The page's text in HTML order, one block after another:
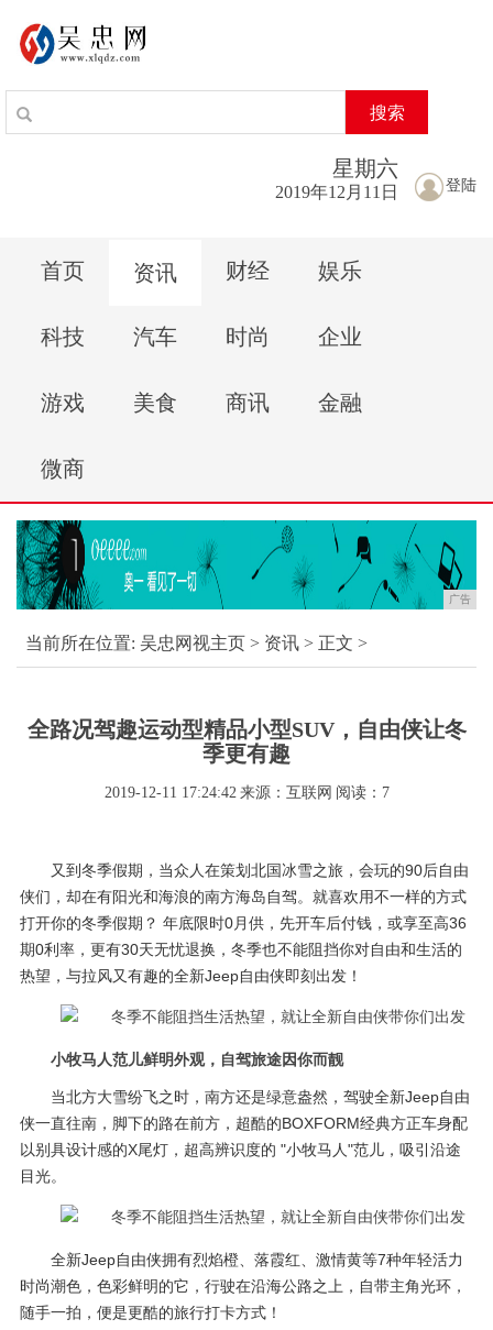
搜索
登陆
星期六
2019年12月11日
首页 资讯 财经 娱乐
科技 汽车 时尚 企业
游戏 美食 商讯 金融
微商
广告
当前所在位置: 吴忠网视主页 > 资讯 > 正文 >
全路况驾趣运动型精品小型SUV，自由侠让冬
季更有趣
2019-12-11 17:24:42 来源：互联网 阅读：7
又到冬季假期，当众人在策划北国冰雪之旅，会玩的90后自由
侠们，却在有阳光和海浪的南方海岛自驾。就喜欢用不一样的方式
打开你的冬季假期？ 年底限时0月供，先开车后付钱，或享至高36
期0利率，更有30天无忧退换，冬季也不能阻挡你对自由和生活的
热望，与拉风又有趣的全新Jeep自由侠即刻出发！
小牧马人范儿鲜明外观，自驾旅途因你而靓
当北方大雪纷飞之时，南方还是绿意盎然，驾驶全新Jeep自由
侠一直往南，脚下的路在前方，超酷的BOXFORM经典方正车身配
以别具设计感的X尾灯，超高辨识度的 "小牧马人"范儿，吸引沿途
目光。
全新Jeep自由侠拥有烈焰橙、落霞红、激情黄等7种年轻活力
时尚潮色，色彩鲜明的它，行驶在沿海公路之上，自带主角光环，
随手一拍，便是更酷的旅行打卡方式！